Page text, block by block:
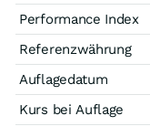
Performance Index
Referenzwährung
Auflagedatum
Kurs bei Auflage